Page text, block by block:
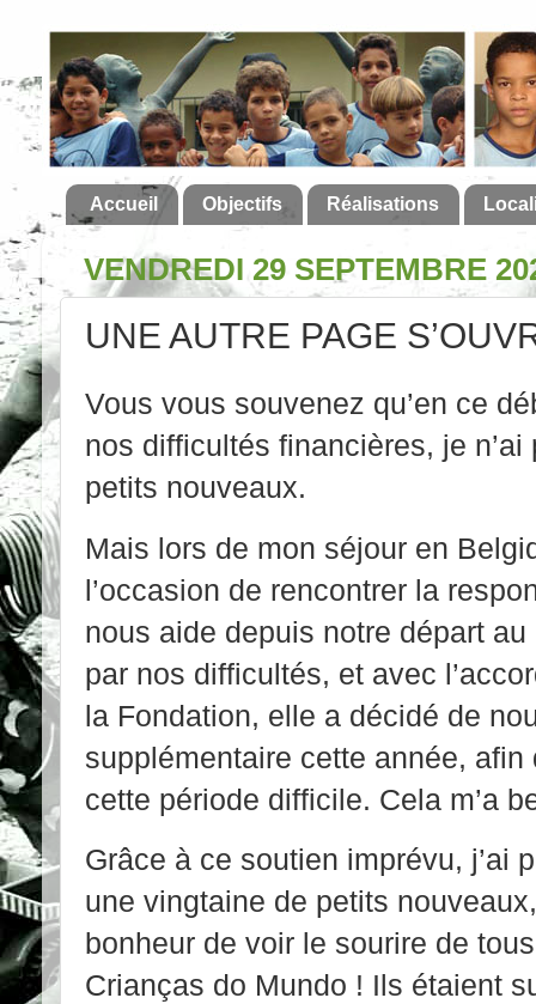
Accueil Objectifs Réalisations
VENDREDI 29 SEPTEMBRE
UNE AUTRE PAGE
Vous vous souvenez qu’en ce
nos difficultés financières, je
petits nouveaux.
Mais lors de mon séjour en
l’occasion de rencontrer la
nous aide depuis notre départ
par nos difficultés, et avec
la Fondation, elle a décidé de
supplémentaire cette année,
cette période difficile. Cela m’a
Grâce à ce soutien imprévu, j’ai
une vingtaine de petits
bonheur de voir le sourire de
Crianças do Mundo ! Ils étaient